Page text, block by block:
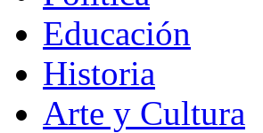
Educación
Historia
Arte y Cultura